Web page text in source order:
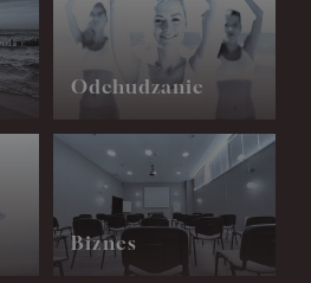
Odchudzanie
Biznes